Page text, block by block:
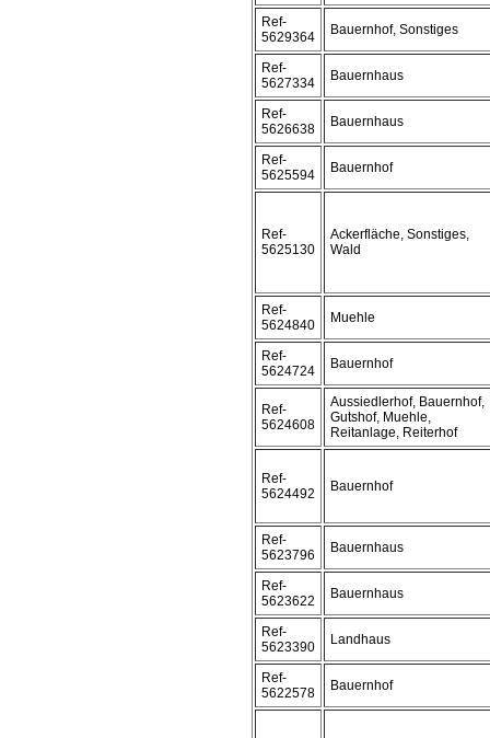
Ref-
5629364
Bauernhof, Sonstiges
Ref-
5627334
Bauernhaus
Ref-
5626638
Bauernhaus
Ref-
5625594
Bauernhof
Ref-
5625130
Ackerfläche, Sonstiges,
Wald
Ref-
5624840
Muehle
Ref-
5624724
Bauernhof
Ref-
5624608
Aussiedlerhof, Bauernhof,
Gutshof, Muehle,
Reitanlage, Reiterhof
Ref-
5624492
Bauernhof
Ref-
5623796
Bauernhaus
Ref-
5623622
Bauernhaus
Ref-
5623390
Landhaus
Ref-
5622578
Bauernhof